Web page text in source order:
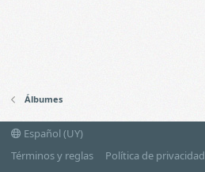
Álbumes
Español (UY)
Términos y reglas
Política de privacidad